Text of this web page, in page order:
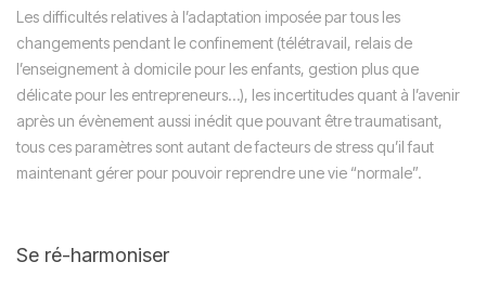
Les difficultés relatives à l’adaptation imposée par tous les
changements pendant le confinement (télétravail, relais de
l’enseignement à domicile pour les enfants, gestion plus que
délicate pour les entrepreneurs…), les incertitudes quant à l’avenir
après un évènement aussi inédit que pouvant être traumatisant,
tous ces paramètres sont autant de facteurs de stress qu’il faut
maintenant gérer pour pouvoir reprendre une vie “normale”.
Se ré-harmoniser